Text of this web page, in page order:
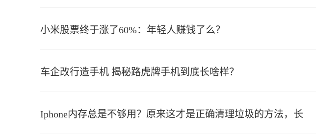
小米股票终于涨了60%：年轻人赚钱了么？
车企改行造手机 揭秘路虎牌手机到底长啥样？
Iphone内存总是不够用？原来这才是正确清理垃圾的方法，长